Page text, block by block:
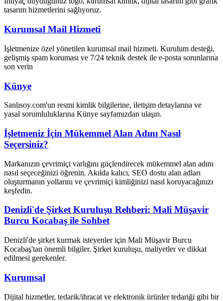
tasarım hizmetlerini sağlıyoruz.
Kurumsal Mail Hizmeti
İşletmenize özel yönetilen kurumsal mail hizmeti. Kurulum desteği,
gelişmiş spam koruması ve 7/24 teknik destek ile e-posta sorunlarına
son verin
Künye
Sanlısoy.com'un resmi kimlik bilgilerine, iletişim detaylarına ve
yasal sorumluluklarına Künye sayfamızdan ulaşın.
İşletmeniz İçin Mükemmel Alan Adını Nasıl
Seçersiniz?
Markanızın çevrimiçi varlığını güçlendirecek mükemmel alan adını
nasıl seçeceğinizi öğrenin. Akılda kalıcı, SEO dostu alan adları
oluşturmanın yollarını ve çevrimiçi kimliğinizi nasıl koruyacağınızı
keşfedin.
Denizli'de Şirket Kuruluşu Rehberi: Mali Müşavir
Burcu Kocabaş ile Sohbet
Denizli'de şirket kurmak isteyenler için Mali Müşavir Burcu
Kocabaş'tan önemli bilgiler. Şirket kuruluşu, maliyetler ve dikkat
edilmesi gerekenler.
Kurumsal
Dijital hizmetler, tedarik/ihracat ve elektronik ürünler tedariği gibi bir